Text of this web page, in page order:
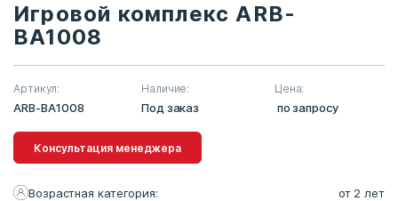
Игровой комплекс ARB-
BA1008
Артикул:
ARB-BA1008
Наличие:
Под заказ
Цена:
по запросу
Консультация менеджера
Возрастная категория: от 2 лет